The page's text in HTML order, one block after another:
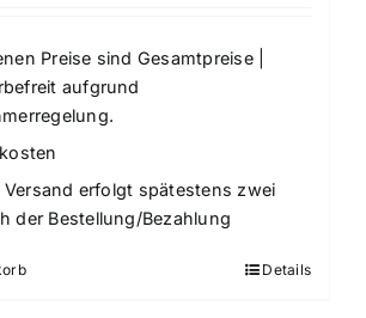
Preise sind Gesamtpreise |
aufgrund
Versand erfolgt spätestens zwei
der Bestellung/Bezahlung
Details